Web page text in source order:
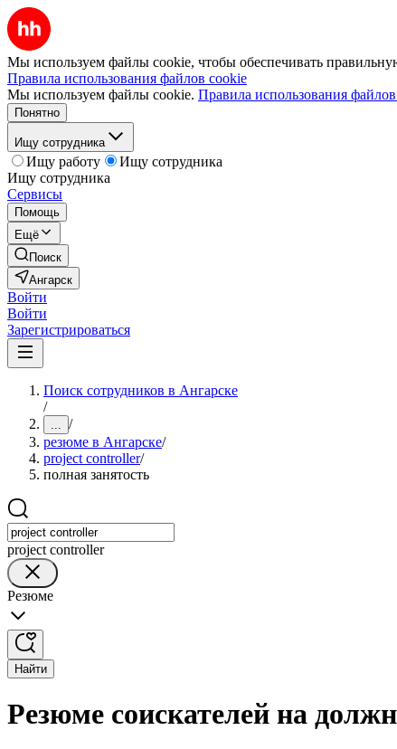
Мы используем файлы cookie, чтобы обеспечивать
Правила использования файлов cookie
Мы используем файлы cookie. Правила использования
Понятно
Ищу сотрудника
Ищу работу
Ищу сотрудника
Ищу сотрудника
Сервисы
Помощь
Ещё
Поиск
Ангарск
Войти
Войти
Зарегистрироваться
Поиск сотрудников в Ангарске
/
... /
резюме в Ангарске/
project controller/
полная занятость
project controller
Резюме
Найти
Резюме соискателей на